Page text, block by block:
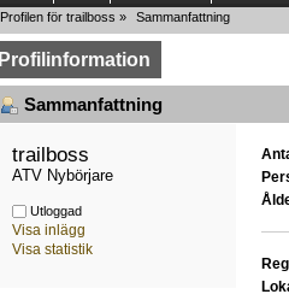
Profilen för trailboss » Sammanfattning
Profilinformation
Sammanfattning
trailboss
ATV Nybörjare
Utloggad
Visa inlägg
Visa statistik